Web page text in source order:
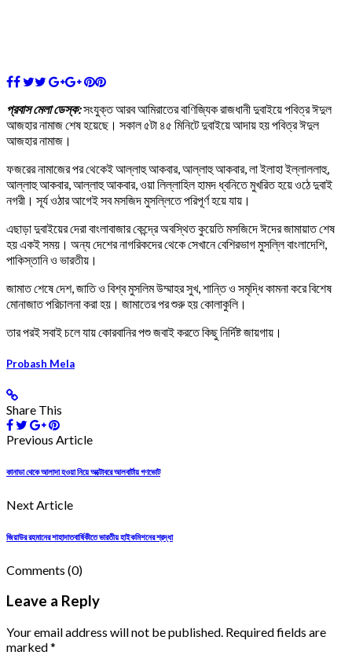
প্রবাস মেলা ডেস্ক:সংযুক্ত আরব আমিরাতের বাণিজ্যিক রাজধানী দুবাইয়ে পবিত্র ঈদুল
আজহার নামাজ শেষ হয়েছে। সকাল ৫টা ৪৫ মিনিটে দুবাইয়ে আদায় হয় পবিত্র ঈদুল
আজহার নামাজ।
ফজরের নামাজের পর থেকেই আল্লাহু আকবার, আল্লাহু আকবার, লা ইলাহা ইল্লাললাহু,
আল্লাহু আকবার, আল্লাহু আকবার, ওয়া লিল্লাহিল হামদ ধ্বনিতে মুখরিত হয়ে ওঠে দুবাই
নগরী। সূর্য ওঠার আগেই সব মসজিদ মুসল্লিতে পরিপূর্ণ হয়ে যায়।
এছাড়া দুবাইয়ের দেরা বাংলাবাজার কেন্দ্রে অবস্থিত কুয়েতি মসজিদে ঈদের জামায়াত শেষ
হয় একই সময়। অন্য দেশের নাগরিকদের থেকে সেখানে বেশিরভাগ মুসল্লি বাংলাদেশি,
পাকিস্তানি ও ভারতীয়।
জামাত শেষে দেশ, জাতি ও বিশ্ব মুসলিম উম্মাহর সুখ, শান্তি ও সমৃদ্ধি কামনা করে বিশেষ
মোনাজাত পরিচালনা করা হয়। জামাতের পর শুরু হয় কোলাকুলি।
তার পরই সবাই চলে যায় কোরবানির পশু জবাই করতে কিছু নির্দিষ্ট জায়গায়।
Probash Mela
Share This
Previous Article
কানাডা থেকে আলাদা হওয়া নিয়ে অক্টোবরে আলবার্টায় গণভোট
Next Article
জিয়াউর রহমানের শাহাদাতবার্ষিকীতে ভারতীয় হাইকমিশনের শ্রদ্ধা
Comments (0)
Leave a Reply
Your email address will not be published. Required fields are
marked *